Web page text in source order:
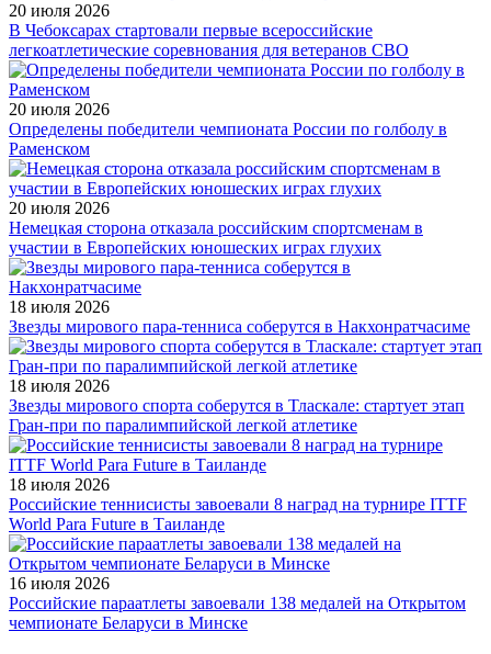
20 июля 2026
В Чебоксарах стартовали первые всероссийские
легкоатлетические соревнования для ветеранов СВО
20 июля 2026
Определены победители чемпионата России по голболу в
Раменском
20 июля 2026
Немецкая сторона отказала российским спортсменам в
участии в Европейских юношеских играх глухих
18 июля 2026
Звезды мирового пара-тенниса соберутся в Накхонратчасиме
18 июля 2026
Звезды мирового спорта соберутся в Тласкале: стартует этап
Гран-при по паралимпийской легкой атлетике
18 июля 2026
Российские теннисисты завоевали 8 наград на турнире ITTF
World Para Future в Таиланде
16 июля 2026
Российские параатлеты завоевали 138 медалей на Открытом
чемпионате Беларуси в Минске